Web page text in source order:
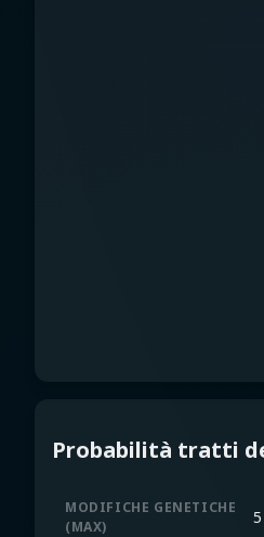
Probabilità tratti
MODIFICHE GENETICHE
(MAX) 5